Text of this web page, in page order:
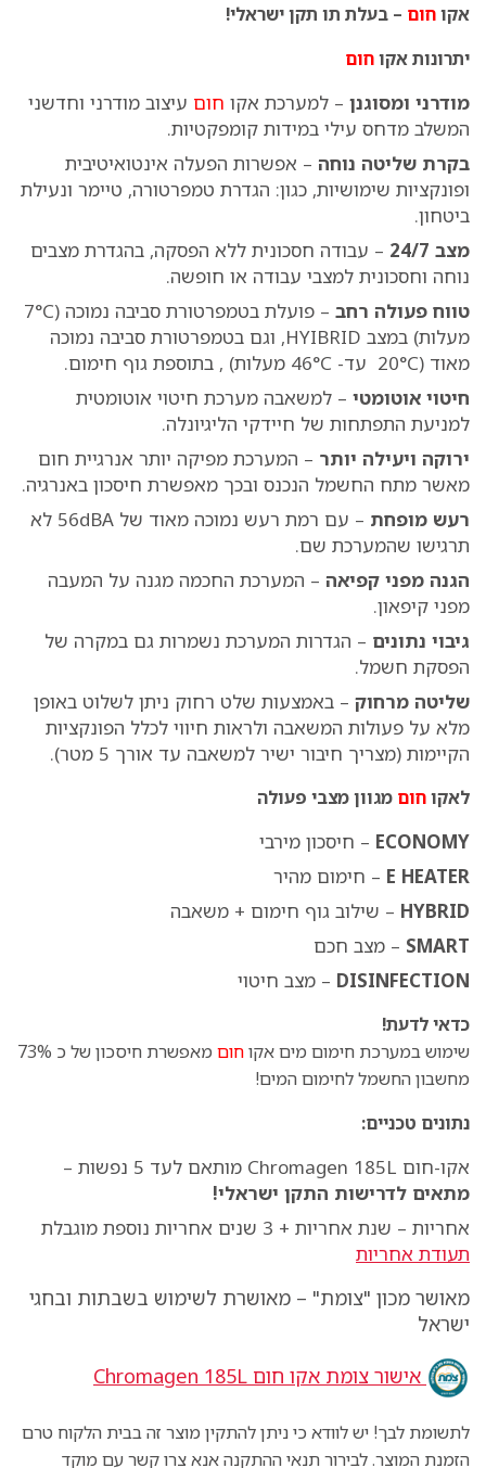
אקוחום– בעלת תו תקן ישראלי!
יתרונות אקוחום
מודרני ומסוגנן– למערכת אקוחוםעיצוב מודרני וחדשני
המשלב מדחס עילי במידות קומפקטיות.
בקרת שליטה נוחה– אפשרות הפעלה אינטואיטיבית
ופונקציות שימושיות, כגון: הגדרת טמפרטורה, טיימר ונעילת
ביטחון.
מצב 24/7
– עבודה חסכונית ללא הפסקה, בהגדרת מצבים
נוחה וחסכונית למצבי עבודה או חופשה.
טווח פעולה רחב
– פועלת בטמפרטורת סביבה נמוכה (7°C
מעלות) במצב HYIBRID, וגם בטמפרטורת סביבה נמוכה
מאוד (20°C עד- 46°C מעלות) , בתוספת גוף חימום.
חיטוי אוטומטי– למשאבה מערכת חיטוי אוטומטית
למניעת התפתחות של חיידקי הליגיונלה.
ירוקה ויעילה יותר– המערכת מפיקה יותר אנרגיית חום
מאשר מתח החשמל הנכנס ובכך מאפשרת חיסכון באנרגיה.
רעש מופחת
– עם רמת רעש נמוכה מאוד של 56dBA לא
תרגישו שהמערכת שם.
הגנה מפני קפיאה– המערכת החכמה מגנה על המעבה
מפני קיפאון.
גיבוי נתונים– הגדרות המערכת נשמרות גם במקרה של
הפסקת חשמל.
שליטה מרחוק– באמצעות שלט רחוק ניתן לשלוט באופן
מלא על פעולות המשאבה ולראות חיווי לכלל הפונקציות
הקיימות (מצריך חיבור ישיר למשאבה עד אורך 5 מטר).
לאקוחוםמגוון מצבי פעולה
ECONOMY – חיסכון מירבי
E HEATER – חימום מהיר
HYBRID – שילוב גוף חימום + משאבה
SMART – מצב חכם
DISINFECTION – מצב חיטוי
כדאי לדעת!
שימוש במערכת חימום מים אקוחום
מאפשרת חיסכון של כ 73%
מחשבון החשמל לחימום המים!
נתונים טכניים:
אקו-חום 185L
Chromagenמותאם לעד 5 נפשות –
מתאים לדרישות התקן ישראלי!
אחריות – שנת אחריות + 3 שנים אחריות נוספת מוגבלת
תעודת אחריות
מאושר מכון "צומת" – מאושרת לשימוש בשבתות ובחגי
ישראל
אישור צומת אקו חוםChromagen 185L
לתשומת לבך! יש לוודא כי ניתן להתקין מוצר זה בבית הלקוח טרם
הזמנת המוצר. לבירור תנאי ההתקנה אנא צרו קשר עם מוקד